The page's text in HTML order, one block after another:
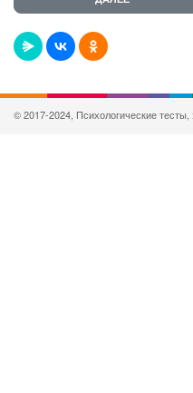
© 2017-2024, Психологические